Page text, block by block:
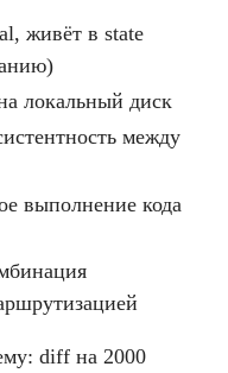
живёт в state
локальный диск
между
выполнение кода
diff на 2000